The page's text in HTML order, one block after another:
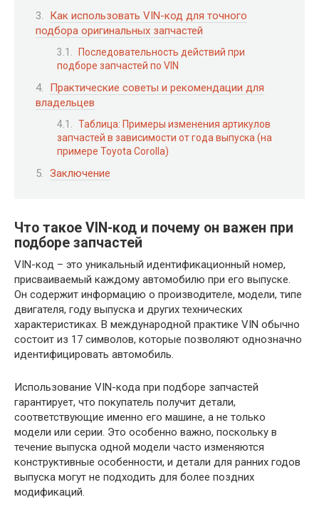
Как использовать VIN-код для точного
подбора оригинальных запчастей
Последовательность действий при
подборе запчастей по VIN
Практические советы и рекомендации для
владельцев
Таблица: Примеры изменения артикулов
запчастей в зависимости от года выпуска (на
примере Toyota Corolla)
Заключение
Что такое VIN-код и почему он важен при
подборе запчастей
VIN-код – это уникальный идентификационный номер,
присваиваемый каждому автомобилю при его выпуске.
Он содержит информацию о производителе, модели, типе
двигателя, году выпуска и других технических
характеристиках. В международной практике VIN обычно
состоит из 17 символов, которые позволяют однозначно
идентифицировать автомобиль.
Использование VIN-кода при подборе запчастей
гарантирует, что покупатель получит детали,
соответствующие именно его машине, а не только
модели или серии. Это особенно важно, поскольку в
течение выпуска одной модели часто изменяются
конструктивные особенности, и детали для ранних годов
выпуска могут не подходить для более поздних
модификаций.